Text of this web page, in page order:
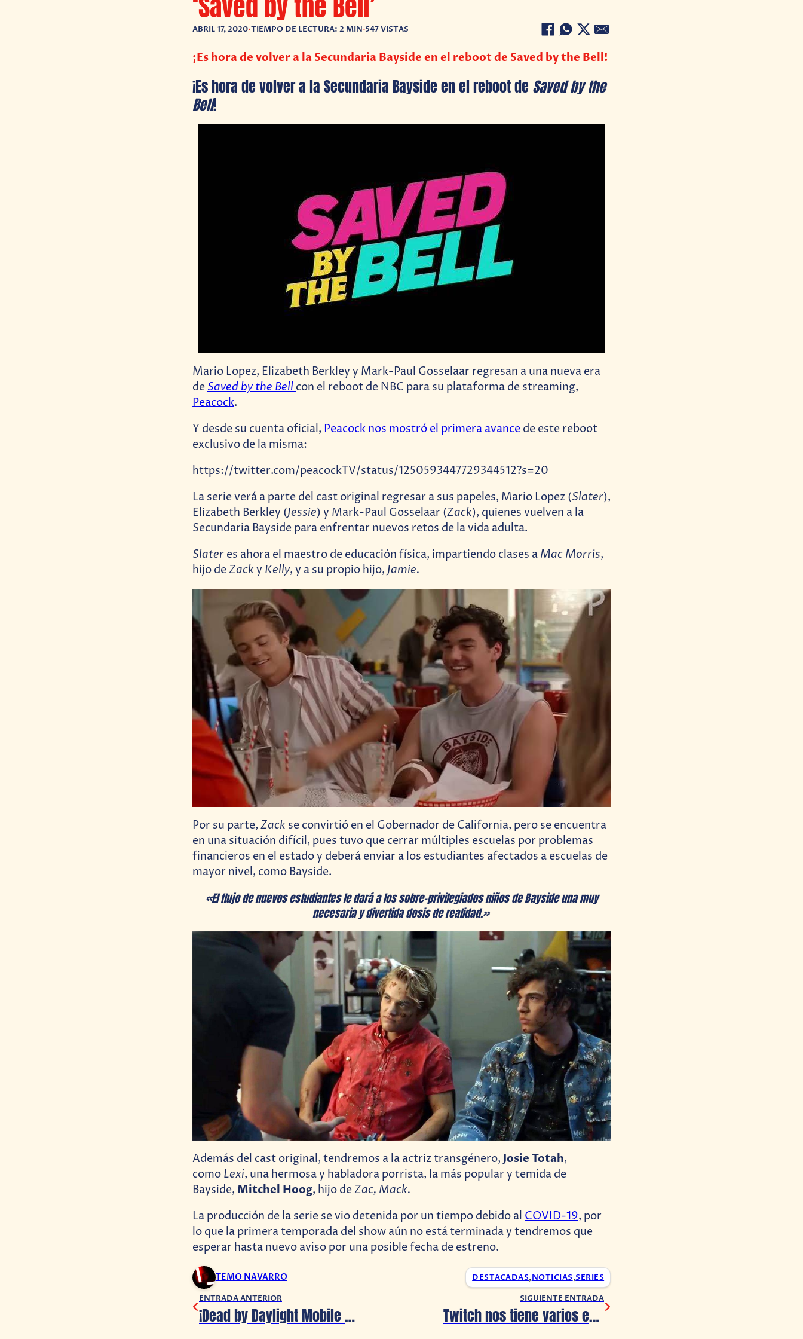
ABRIL 17, 2020•TIEMPO DE LECTURA: 2 MIN•547 VISTAS
¡Es hora de volver a la Secundaria Bayside en el reboot de Saved by the Bell!
¡Es hora de volver a la Secundaria Bayside en el reboot de Saved by the
Bell!
Mario Lopez, Elizabeth Berkley y Mark-Paul Gosselaar regresan a una nueva era
de Saved by the Bell con el reboot de NBC para su plataforma de streaming,
Peacock.
Y desde su cuenta oficial, Peacock nos mostró el primera avance de este reboot
exclusivo de la misma:
https://twitter.com/peacockTV/status/1250593447729344512?s=20
La serie verá a parte del cast original regresar a sus papeles, Mario Lopez (Slater),
Elizabeth Berkley (Jessie) y Mark-Paul Gosselaar (Zack), quienes vuelven a la
Secundaria Bayside para enfrentar nuevos retos de la vida adulta.
Slater es ahora el maestro de educación física, impartiendo clases a Mac Morris,
hijo deZack y Kelly, y a su propio hijo, Jamie.
Por su parte, Zack se convirtió en el Gobernador de California, pero se encuentra
en una situación difícil, pues tuvo que cerrar múltiples escuelas por problemas
financieros en el estado y deberá enviar a los estudiantes afectados a escuelas de
mayor nivel, como Bayside.
«El flujo de nuevos estudiantes le dará a los sobre-privilegiados niños de Bayside una muy
necesaria y divertida dosis de realidad.»
Además del cast original, tendremos a la actriz transgénero, Josie Totah,
como Lexi, una hermosa y habladora porrista, la más popular y temida de
Bayside, Mitchel Hoog, hijo deZac, Mack.
La producción de la serie se vio detenida por un tiempo debido al COVID-19, por
lo que la primera temporada del show aún no está terminada y tendremos que
esperar hasta nuevo aviso por una posible fecha de estreno.
TEMO NAVARRO DESTACADAS,NOTICIAS,SERIES
ENTRADA ANTERIOR
¡Dead by Daylight Mobile ya está disponible!
SIGUIENTE ENTRADA
Twitch nos tiene varios eventos especiales preparados